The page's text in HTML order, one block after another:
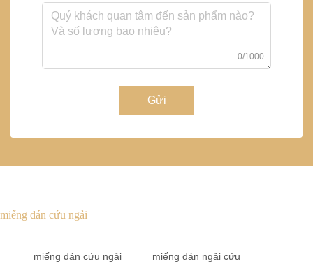
0/1000
Gửi
miếng dán cứu ngải
miếng dán cứu ngải miếng dán ngải cứu